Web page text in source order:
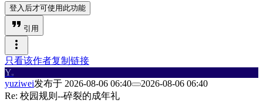
登入后才可使用此功能
format_quote 引用
more_vert
只看该作者复制链接
Yu
yuziwei发布于 2026-08-06 06:40
2026-08-06 06:40
Re: 校园规则--碎裂的成年礼